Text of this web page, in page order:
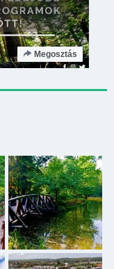
Megosztás